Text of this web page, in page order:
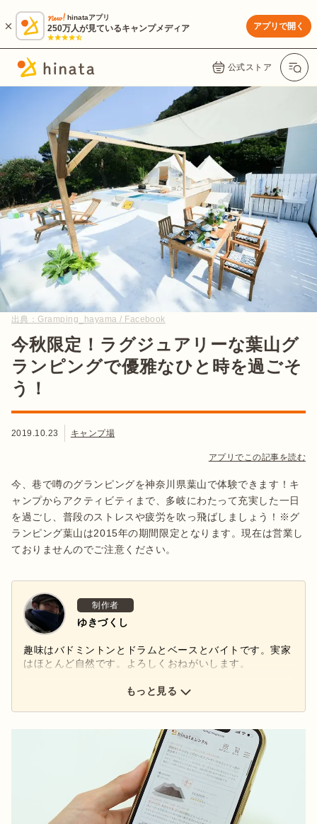
hinataアプリ
250万人が見ているキャンプメディア アプリで開く
公式ストア
出典： Gramping_hayama / Facebook
今秋限定！ラグジュアリーな葉山グ
ランピングで優雅なひと時を過ごそ
う！
2019.10.23 キャンプ場
アプリでこの記事を読む
今、巷で噂のグランピングを神奈川県葉山で体験できます！キ
ャンプからアクティビティまで、多岐にわたって充実した一日
を過ごし、普段のストレスや疲労を吹っ飛ばしましょう！※グ
ランピング葉山は2015年の期間限定となります。現在は営業し
ておりませんのでご注意ください。
制作者
ゆきづくし
趣味はバドミントンとドラムとベースとバイトです。実家
はほとんど自然です。よろしくおねがいします。
もっと見る